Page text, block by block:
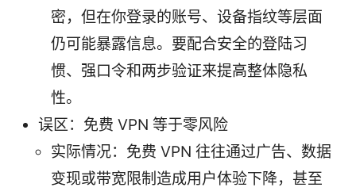
密，但在你登录的账号、设备指纹等层面
仍可能暴露信息。要配合安全的登陆习
惯、强口令和两步验证来提高整体隐私
性。
误区：免费 VPN 等于零风险
实际情况：免费 VPN 往往通过广告、数据
变现或带宽限制造成用户体验下降，甚至